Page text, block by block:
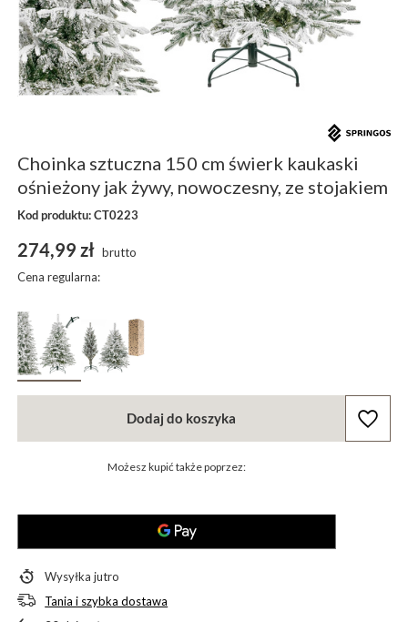
Choinka sztuczna 150 cm świerk kaukaski
ośnieżony jak żywy, nowoczesny, ze stojakiem
Kod produktu: CT0223
274,99 zł brutto
Cena regularna:
Dodaj do koszyka
Możesz kupić także poprzez:
Wysyłkajutro
Tania i szybka dostawa